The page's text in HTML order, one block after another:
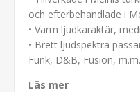
och efterbehandlade i
• Varm ljudkaraktär,
• Brett ljudspektra
Funk, D&B, Fusion, m.m.
Läs mer